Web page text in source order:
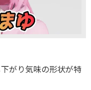
がり気味の形状が特